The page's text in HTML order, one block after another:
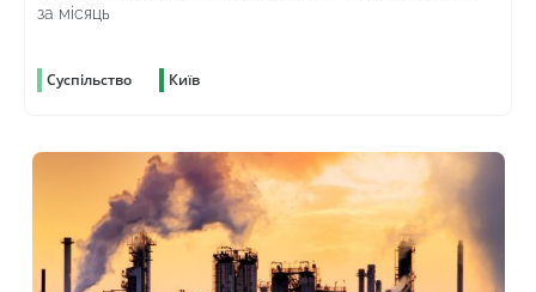
за місяць
Суспільство Київ